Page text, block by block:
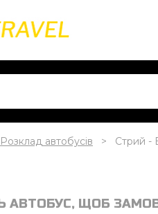
Розклад автобусів Стрий -
АВТОБУС, ЩОБ